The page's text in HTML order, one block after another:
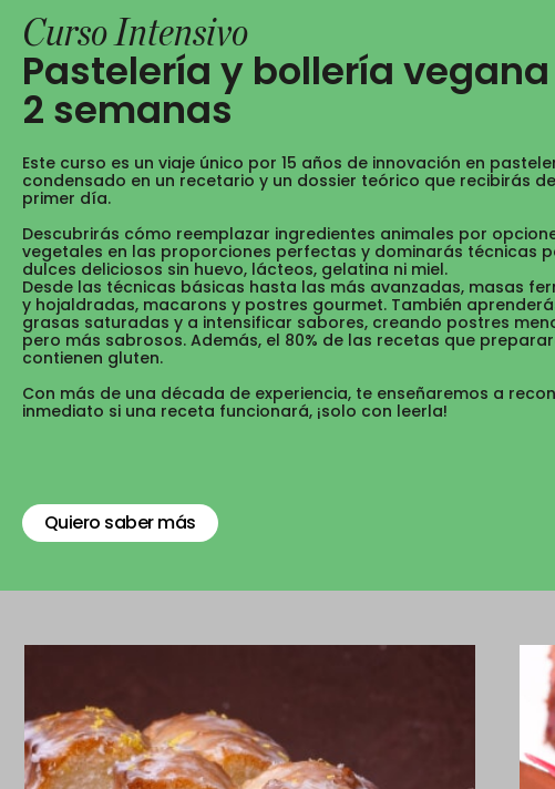
Curso Intensivo
Pastelería y bollería vegana
2 semanas
Este curso es un viaje único por 15 años de innovación en
condensado en un recetario y un dossier teórico que recibirás
primer día.
Descubrirás cómo reemplazar ingredientes animales por
vegetales en las proporciones perfectas y dominarás técnicas
dulces deliciosos sin huevo, lácteos, gelatina ni miel.
Desde las técnicas básicas hasta las más avanzadas, masas
y hojaldradas, macarons y postres gourmet. También
grasas saturadas y a intensificar sabores, creando postres
pero más sabrosos. Además, el 80% de las recetas que
contienen gluten.
Con más de una década de experiencia, te enseñaremos a
inmediato si una receta funcionará, ¡solo con leerla!
Quiero saber más